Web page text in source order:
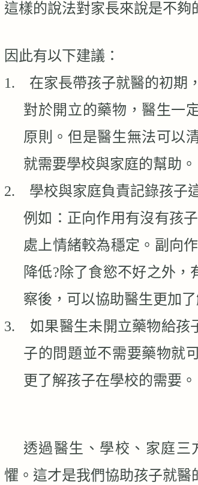
這樣的說法對家長來說是不夠
因此有以下建議：
1.
在家長帶孩子就醫的初期
對於開立的藥物，醫生一
原則。但是醫生無法可以
就需要學校與家庭的幫助。
2.
學校與家庭負責記錄孩子
例如：正向作用有沒有孩
處上情緒較為穩定。副向
降低?除了食慾不好之外，
察後，可以協助醫生更加
3.
如果醫生未開立藥物給孩
子的問題並不需要藥物就
更了解孩子在學校的需要。
透過醫生、學校、家庭
懼。這才是我們協助孩子就醫